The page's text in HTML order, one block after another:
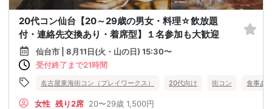
20代コン仙台【20～29歳の男女・料理☆飲放題
付・連絡先交換あり・着席型】１名参加も大歓迎
仙台市 | 8月11日(火・山の日) 15:30〜
受付終了まで21時間
名古屋東海街コン（プレイワークス） 20代向け 街コン 食事あ
女性 残り2席 20〜29歳 1,500円